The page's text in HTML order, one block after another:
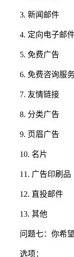
3. 新闻邮件
4. 定向电子邮
5. 免费广告
6. 免费咨询服
7. 友情链接
8. 分类广告
9. 页眉广告
10. 名片
11. 广告印刷品
12. 直投邮件
13. 其他
问题七：你希
选项：